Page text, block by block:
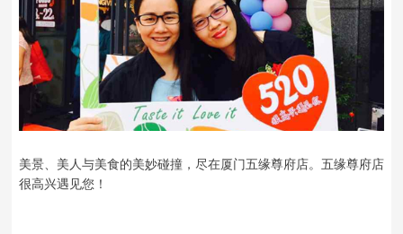
美景、美人与美食的美妙碰撞，尽在厦门五缘尊府店。五缘尊府店
很高兴遇见您！